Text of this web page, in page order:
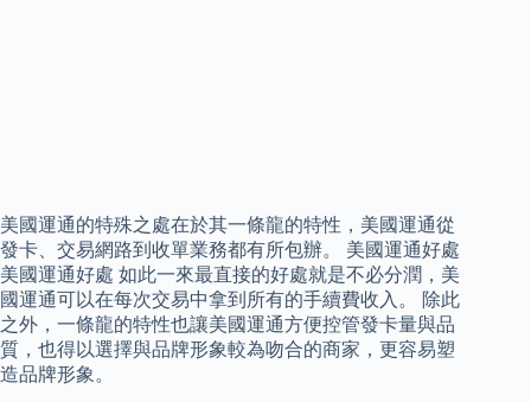
美國運通的特殊之處在於其一條龍的特性，美國運通從
發卡、交易網路到收單業務都有所包辦。 美國運通好處
美國運通好處 如此一來最直接的好處就是不必分潤，美
國運通可以在每次交易中拿到所有的手續費收入。 除此
之外，一條龍的特性也讓美國運通方便控管發卡量與品
質，也得以選擇與品牌形象較為吻合的商家，更容易塑
造品牌形象。